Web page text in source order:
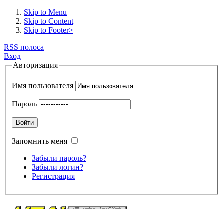
Skip to Menu
Skip to Content
Skip to Footer>
RSS полоса
Вход
Авторизация
Имя пользователя
Пароль
Войти
Запомнить меня
Забыли пароль?
Забыли логин?
Регистрация